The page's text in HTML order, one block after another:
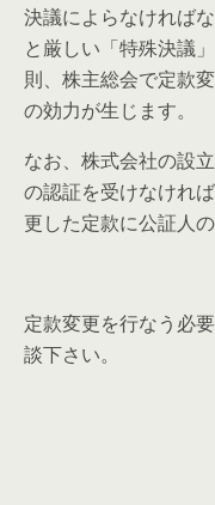
決議によらなければ
と厳しい「特殊決議
則、株主総会で定款
の効力が生じます。
なお、株式会社の設
の認証を受けなけれ
更した定款に公証人
定款変更を行なう必
談下さい。